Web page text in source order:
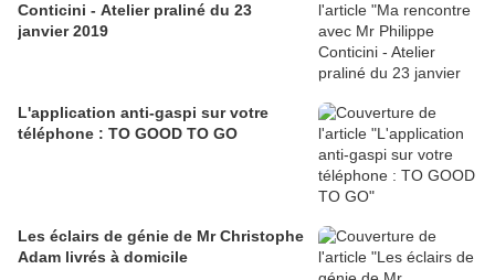
Conticini - Atelier praliné du 23
janvier 2019
L'application anti-gaspi sur votre
téléphone : TO GOOD TO GO
Les éclairs de génie de Mr Christophe
Adam livrés à domicile